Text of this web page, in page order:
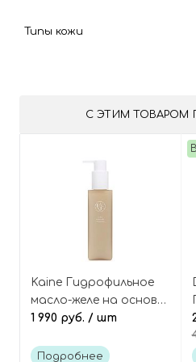
Типы кожи
С ЭТИМ ТОВАРОМ
Kaine Гидрофильное
масло-желе на основе
чая комбуча, Kombu
1 990 руб. / шт
Подробнее